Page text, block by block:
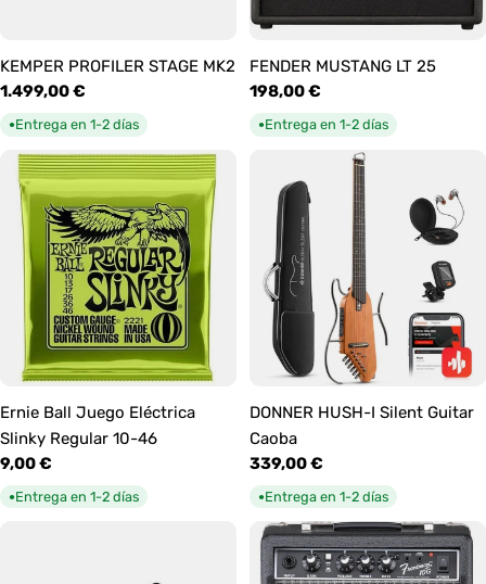
KEMPER PROFILER STAGE MK2
Precio
habitual
1.499,00 €
●Entrega en 1-2 días
FENDER MUSTANG LT 25
Precio
habitual
198,00 €
●Entrega en 1-2 días
Ernie Ball Juego Eléctrica
Slinky Regular 10-46
Precio
habitual
9,00 €
●Entrega en 1-2 días
DONNER HUSH-I Silent Guitar
Caoba
Precio
habitual
339,00 €
●Entrega en 1-2 días